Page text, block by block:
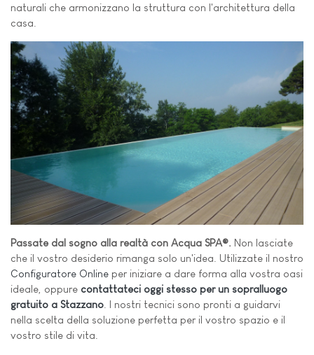
naturali che armonizzano la struttura con l'architettura della
casa.
Passate dal sogno alla realtà con Acqua SPA®. Non lasciate
che il vostro desiderio rimanga solo un'idea. Utilizzate il nostro
Configuratore Online per iniziare a dare forma alla vostra oasi
ideale, oppure contattateci oggi stesso per un sopralluogo
gratuito a Stazzano . I nostri tecnici sono pronti a guidarvi
nella scelta della soluzione perfetta per il vostro spazio e il
vostro stile di vita.